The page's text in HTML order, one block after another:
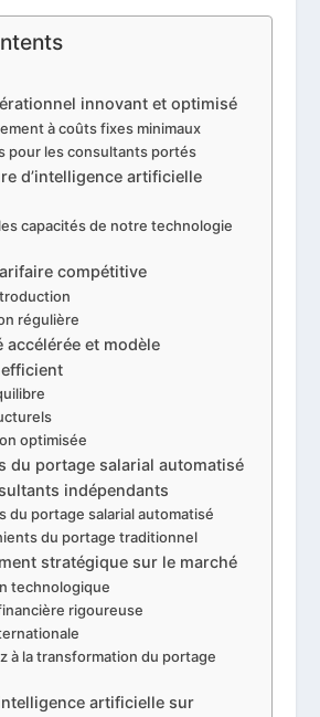
innovant et optimisé
à coûts fixes minimaux
pour les consultants portés
d’intelligence artificielle
capacités de notre technologie
compétitive
régulière
accélérée et modèle
optimisée
du portage salarial automatisé
indépendants
du portage salarial automatisé
du portage traditionnel
stratégique sur le marché
technologique
rigoureuse
à la transformation du portage
artificielle sur